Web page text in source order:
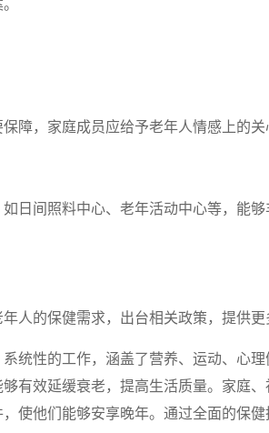
障，家庭成员应给予老年人情感上的
日间照料中心、老年活动中心等，能
人的保健需求，出台相关政策，提供更
统性的工作，涵盖了营养、运动、心
有效延缓衰老，提高生活质量。家庭
使他们能够安享晚年。通过全面的保